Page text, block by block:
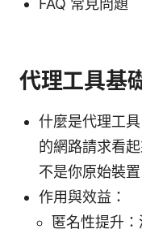
代理工具基
什麼是代理工
的網路請求看
不是你原始裝置
作用與效益：
匿名性提升